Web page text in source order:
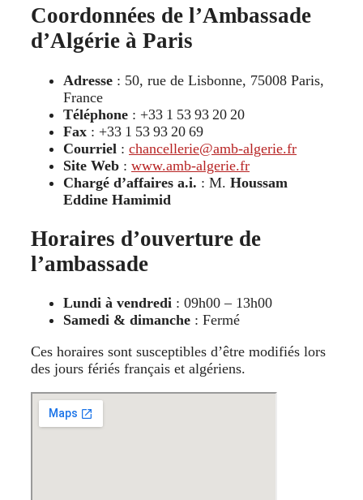
Coordonnées de l’Ambassade
d’Algérie à Paris
Adresse : 50, rue de Lisbonne, 75008 Paris,
France
Téléphone : +33 1 53 93 20 20
Fax : +33 1 53 93 20 69
Courriel : chancellerie@amb-algerie.fr
Site Web : www.amb-algerie.fr
Chargé d’affaires a.i. : M. Houssam
Eddine Hamimid
Horaires d’ouverture de
l’ambassade
Lundi à vendredi : 09h00 – 13h00
Samedi & dimanche : Fermé
Ces horaires sont susceptibles d’être modifiés lors
des jours fériés français et algériens.